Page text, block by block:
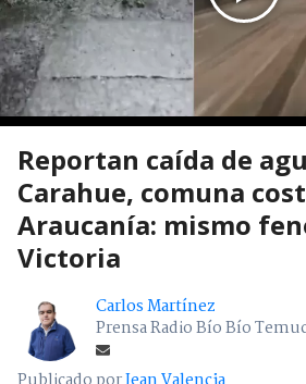
Reportan caída de
Carahue, comuna
Araucanía: mismo
Victoria
Carlos Martínez
Prensa Radio Bío Bío